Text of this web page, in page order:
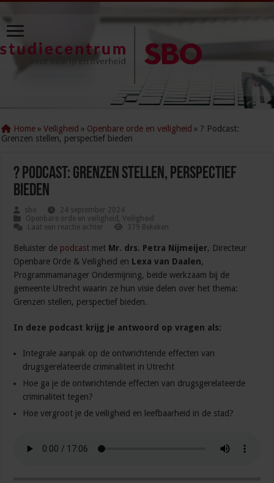
Home » Veiligheid » Openbare orde en veiligheid » ? Podcast:
Grenzen stellen, perspectief bieden
? Podcast: Grenzen stellen, perspectief
bieden
sbo
24 september 2024
Openbare orde en veiligheid ,Veiligheid
Laat een reactie achter
379 Bekeken
Beluister de podcast met Mr. drs. Petra Nijmeijer, Directeur
Openbare Orde & Veiligheid en Lexa van Daalen,
Programmamanager Ondermijning, beide werkzaam bij de
gemeente Utrecht waarin ze hun visie delen over het thema:
Grenzen stellen, perspectief bieden.
In deze podcast krijg je antwoord op vragen als:
Integrale aanpak op de ontwrichtende effecten van
drugsgerelateerde criminaliteit in Utrecht
Hoe ga je de ontwrichtende effecten van drugsgerelateerde
criminaliteit tegen?
Hoe vergroot je de veiligheid en leefbaarheid in de stad?